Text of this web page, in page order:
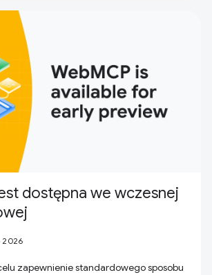
dostępna we wczesnej
2026
zapewnienie standardowego sposobu